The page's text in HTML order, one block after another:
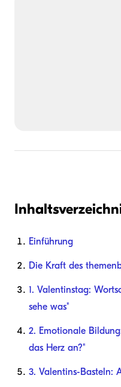
Einführung
Die Kraft des
1. Valentinstag:
sehe was"
2. Emotionale
das Herz an?"
3. Valentins-Basteln: